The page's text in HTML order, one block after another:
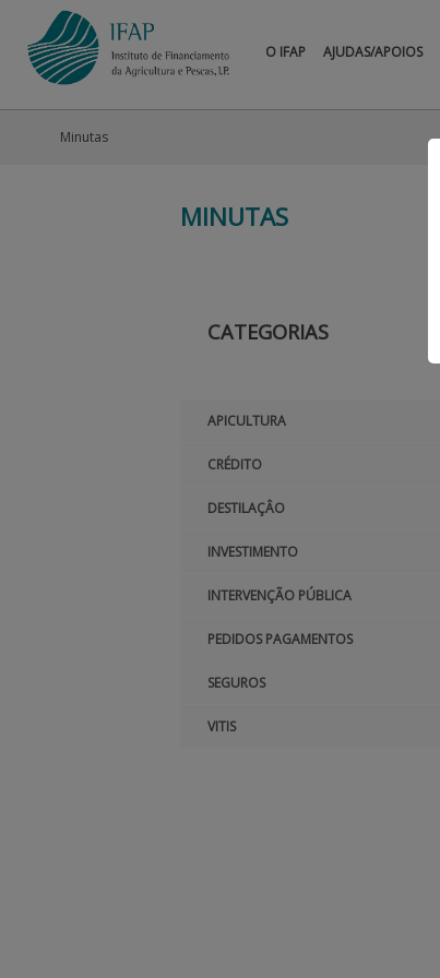
O IFAP AJUDAS/APOIOS
Minutas
MINUTAS
CATEGORIAS
APICULTURA
CRÉDITO
DESTILAÇÂO
INVESTIMENTO
INTERVENÇÃO PÚBLICA
PEDIDOS PAGAMENTOS
SEGUROS
VITIS